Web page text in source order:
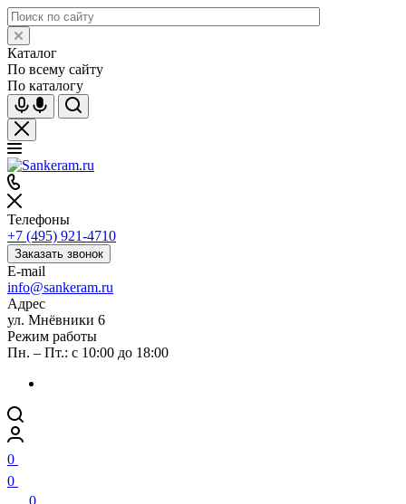
Каталог
По всему сайту
По каталогу
Телефоны
+7 (495) 921-4710
Заказать звонок
E-mail
info@sankeram.ru
Адрес
ул. Мнёвники 6
Режим работы
Пн. – Пт.: с 10:00 до 18:00
0
0
0